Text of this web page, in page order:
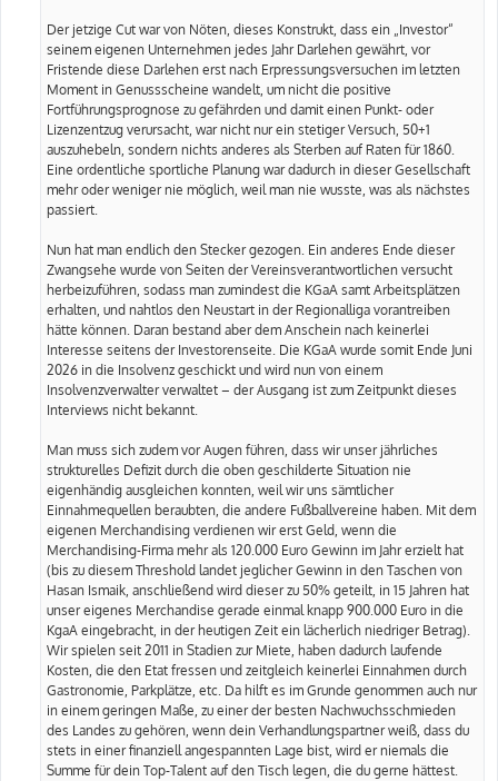
Der jetzige Cut war von Nöten, dieses Konstrukt, dass ein „Investor“
seinem eigenen Unternehmen jedes Jahr Darlehen gewährt, vor
Fristende diese Darlehen erst nach Erpressungsversuchen im letzten
Moment in Genussscheine wandelt, um nicht die positive
Fortführungsprognose zu gefährden und damit einen Punkt- oder
Lizenzentzug verursacht, war nicht nur ein stetiger Versuch, 50+1
auszuhebeln, sondern nichts anderes als Sterben auf Raten für 1860.
Eine ordentliche sportliche Planung war dadurch in dieser Gesellschaft
mehr oder weniger nie möglich, weil man nie wusste, was als nächstes
passiert.
Nun hat man endlich den Stecker gezogen. Ein anderes Ende dieser
Zwangsehe wurde von Seiten der Vereinsverantwortlichen versucht
herbeizuführen, sodass man zumindest die KGaA samt Arbeitsplätzen
erhalten, und nahtlos den Neustart in der Regionalliga vorantreiben
hätte können. Daran bestand aber dem Anschein nach keinerlei
Interesse seitens der Investorenseite. Die KGaA wurde somit Ende Juni
2026 in die Insolvenz geschickt und wird nun von einem
Insolvenzverwalter verwaltet – der Ausgang ist zum Zeitpunkt dieses
Interviews nicht bekannt.
Man muss sich zudem vor Augen führen, dass wir unser jährliches
strukturelles Defizit durch die oben geschilderte Situation nie
eigenhändig ausgleichen konnten, weil wir uns sämtlicher
Einnahmequellen beraubten, die andere Fußballvereine haben. Mit dem
eigenen Merchandising verdienen wir erst Geld, wenn die
Merchandising-Firma mehr als 120.000 Euro Gewinn im Jahr erzielt hat
(bis zu diesem Threshold landet jeglicher Gewinn in den Taschen von
Hasan Ismaik, anschließend wird dieser zu 50% geteilt, in 15 Jahren hat
unser eigenes Merchandise gerade einmal knapp 900.000 Euro in die
KgaA eingebracht, in der heutigen Zeit ein lächerlich niedriger Betrag).
Wir spielen seit 2011 in Stadien zur Miete, haben dadurch laufende
Kosten, die den Etat fressen und zeitgleich keinerlei Einnahmen durch
Gastronomie, Parkplätze, etc. Da hilft es im Grunde genommen auch nur
in einem geringen Maße, zu einer der besten Nachwuchsschmieden
des Landes zu gehören, wenn dein Verhandlungspartner weiß, dass du
stets in einer finanziell angespannten Lage bist, wird er niemals die
Summe für dein Top-Talent auf den Tisch legen, die du gerne hättest.